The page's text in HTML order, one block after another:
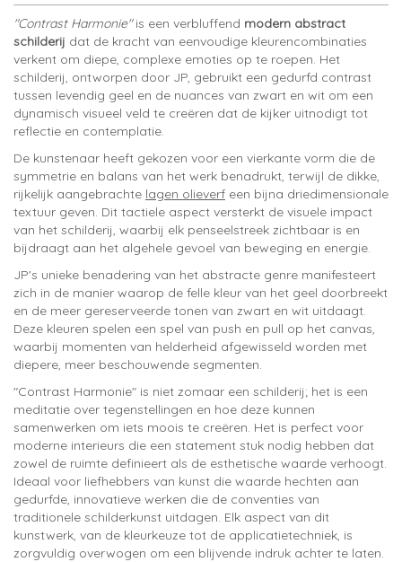
"Contrast Harmonie"is een verbluffend modern abstract
schilderij dat de kracht van eenvoudige kleurencombinaties
verkent om diepe, complexe emoties op te roepen. Het
schilderij, ontworpen door JP, gebruikt een gedurfd contrast
tussen levendig geel en de nuances van zwart en wit om een
dynamisch visueel veld te creëren dat de kijker uitnodigt tot
reflectie en contemplatie.
De kunstenaar heeft gekozen voor een vierkante vorm die de
symmetrie en balans van het werk benadrukt, terwijl de dikke,
rijkelijk aangebrachte lagen olieverf een bijna driedimensionale
textuur geven. Dit tactiele aspect versterkt de visuele impact
van het schilderij, waarbij elk penseelstreek zichtbaar is en
bijdraagt aan het algehele gevoel van beweging en energie.
JP's unieke benadering van het abstracte genre manifesteert
zich in de manier waarop de felle kleur van het geel doorbreekt
en de meer gereserveerde tonen van zwart en wit uitdaagt.
Deze kleuren spelen een spel van push en pull op het canvas,
waarbij momenten van helderheid afgewisseld worden met
diepere, meer beschouwende segmenten.
"Contrast Harmonie" is niet zomaar een schilderij; het is een
meditatie over tegenstellingen en hoe deze kunnen
samenwerken om iets moois te creëren. Het is perfect voor
moderne interieurs die een statement stuk nodig hebben dat
zowel de ruimte definieert als de esthetische waarde verhoogt.
Ideaal voor liefhebbers van kunst die waarde hechten aan
gedurfde, innovatieve werken die de conventies van
traditionele schilderkunst uitdagen. Elk aspect van dit
kunstwerk, van de kleurkeuze tot de applicatietechniek, is
zorgvuldig overwogen om een blijvende indruk achter te laten.